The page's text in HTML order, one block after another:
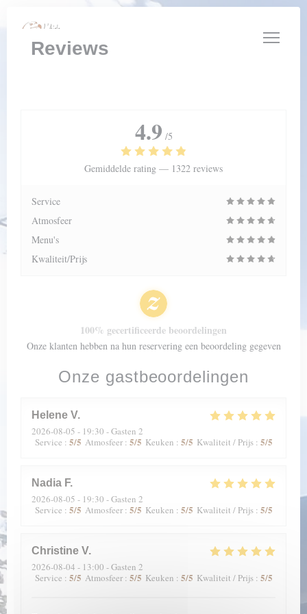
Reviews
Onze gastbeoordelingen
Helene V
2026-08-05 - 19:30 - Gasten 2
Service : 5/5 Atmosfeer : 5/5 Keuken : 5/5 Kwaliteit / Prijs : 5/5
Nadia F
2026-08-05 - 19:30 - Gasten 2
Service : 5/5 Atmosfeer : 5/5 Keuken : 5/5 Kwaliteit / Prijs : 5/5
Christine V
2026-08-04 - 13:00 - Gasten 2
Service : 5/5 Atmosfeer : 5/5 Keuken : 5/5 Kwaliteit / Prijs : 5/5
4.9 /5
Gemiddelde rating — 1322 reviews
Service
Atmosfeer
Menu's
Kwaliteit/Prijs
100% gecertificeerde beoordelingen
Onze klanten hebben na hun reservering een beoordeling gegeven